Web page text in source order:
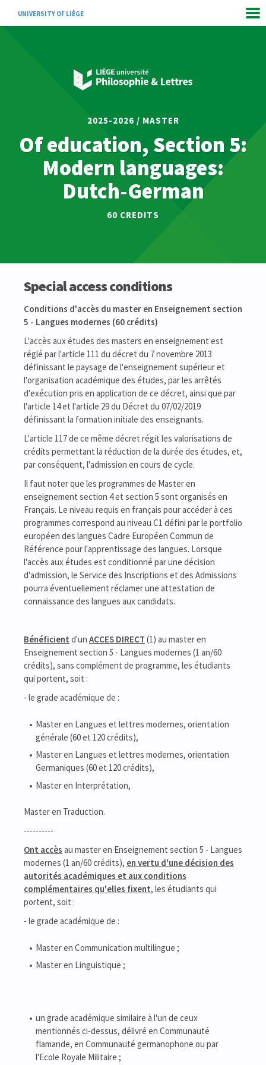
UNIVERSITY OF LIÈGE
2025-2026 / MASTER
Of education, Section 5:
Modern languages:
Dutch-German
60 CREDITS
Special access conditions
Conditions d'accès du master en Enseignement section
5 - Langues modernes (60 crédits)
L'accès aux études des masters en enseignement est
réglé par l'article 111 du décret du 7 novembre 2013
définissant le paysage de l'enseignement supérieur et
l'organisation académique des études, par les arrêtés
d'exécution pris en application de ce décret, ainsi que par
l'article 14 et l'article 29 du Décret du 07/02/2019
définissant la formation initiale des enseignants.
L'article 117 de ce même décret régit les valorisations de
crédits permettant la réduction de la durée des études, et,
par conséquent, l'admission en cours de cycle.
Il faut noter que les programmes de Master en
enseignement section 4 et section 5 sont organisés en
Français. Le niveau requis en français pour accéder à ces
programmes correspond au niveau C1 défini par le portfolio
européen des langues Cadre Européen Commun de
Référence pour l'apprentissage des langues. Lorsque
l'accès aux études est conditionné par une décision
d'admission, le Service des Inscriptions et des Admissions
pourra éventuellement réclamer une attestation de
connaissance des langues aux candidats.
Bénéficient d'un ACCES DIRECT (1) au master en
Enseignement section 5 - Langues modernes (1 an/60
crédits), sans complément de programme, les étudiants
qui portent, soit :
- le grade académique de :
Master en Langues et lettres modernes, orientation
générale (60 et 120 crédits),
Master en Langues et lettres modernes, orientation
Germaniques (60 et 120 crédits),
Master en Interprétation,
Master en Traduction.
----------
Ont accès au master en Enseignement section 5 - Langues
modernes (1 an/60 crédits), en vertu d'une décision des
autorités académiques et aux conditions
complémentaires qu'elles fixent, les étudiants qui
portent, soit :
- le grade académique de :
Master en Communication multilingue ;
Master en Linguistique ;
un grade académique similaire à l'un de ceux
mentionnés ci-dessus, délivré en Communauté
flamande, en Communauté germanophone ou par
l'Ecole Royale Militaire ;